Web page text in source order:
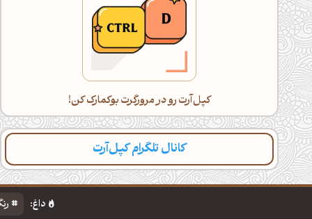
کپل‌آرت رو در مرورگرت بوکمارک کن!
کانال تلگرام کپل‌آرت
داغ: